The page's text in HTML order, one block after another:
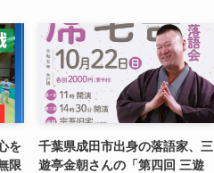
を
限
千葉県成田市出身の落語家、三
遊亭金朝さんの「第四回 三遊